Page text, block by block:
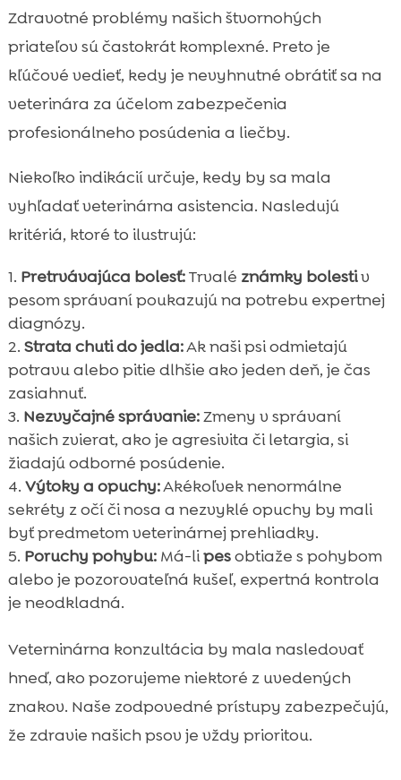
Zdravotné problémy našich štvornohých
priateľov sú častokrát komplexné. Preto je
kľúčové vedieť, kedy je nevyhnutné obrátiť sa na
veterinára za účelom zabezpečenia
profesionálneho posúdenia a liečby.
Niekoľko indikácií určuje, kedy by sa mala
vyhľadať veterinárna asistencia. Nasledujú
kritériá, ktoré to ilustrujú:
Pretrvávajúca bolesť:Trvalé známky bolestiv
pesom správaní poukazujú na potrebu expertnej
diagnózy.
Strata chuti do jedla:Ak naši psi odmietajú
potravu alebo pitie dlhšie ako jeden deň, je čas
zasiahnuť.
Nezvyčajné správanie:Zmeny v správaní
našich zvierat, ako je agresivita či letargia, si
žiadajú odborné posúdenie.
Výtoky a opuchy:Akékoľvek nenormálne
sekréty z očí či nosa a nezvyklé opuchy by mali
byť predmetom veterinárnej prehliadky.
Poruchy pohybu:Má-lipesobtiaže s pohybom
alebo je pozorovateľná kušeľ, expertná kontrola
je neodkladná.
Veterninárna konzultácia by mala nasledovať
hneď, ako pozorujeme niektoré z uvedených
znakov. Naše zodpovedné prístupy zabezpečujú,
že zdravie našich psov je vždy prioritou.